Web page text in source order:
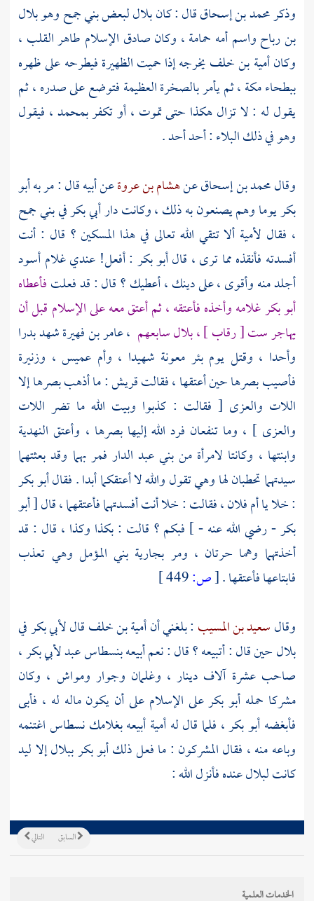
وذكرمحمد بن إسحاققال : كانبلاللبعضبني جمحوهوبلال
بن رباحواسم أمه حمامة ، وكان صادق الإسلام طاهر القلب ،
وكانأمية بن خلفيخرجه إذا حميت الظهيرة فيطرحه على ظهره
ببطحاء مكة ،ثم يأمر بالصخرة العظيمة فتوضع على صدره ، ثم
يقول له : لا تزال هكذا حتى تموت ، أو تكفربمحمد ، فيقول
وهو في ذلك البلاء : أحد أحد .
وقالمحمد بن إسحاقعنهشام بن عروةعن أبيه قال : مر بهأبو
بكريوما وهم يصنعون به ذلك ، وكانت دارأبي بكرفيبني جمح
، فقال لأمية ألا تتقي الله تعالى في هذا المسكين ؟ قال : أنت
أفسدته فأنقذه مما ترى ، قالأبو بكر : أفعل! عندي غلام أسود
أجلد منه وأقوى ، على دينك ، أعطيك ؟ قال : قد فعلتفأعطاه
أبو بكرغلامه وأخذه فأعتقه ، ثم أعتق معه على الإسلام قبل أن
يهاجر ست [ رقاب ] ،بلالسابعهم ،عامر بن فهيرةشهد بدرا
وأحدا ، وقتل يومبئر معونة شهيدا ، وأم عميس ، وزنيرة
فأصيب بصرها حين أعتقها ، فقالتقريش: ما أذهب بصرها إلا
اللات والعزى [ فقالت : كذبوا وبيت الله ما تضر اللات
والعزى ] ، وما تنفعان فرد الله إليها بصرها ، وأعتق النهدية
وابنتها ، وكانتا لامرأة منبني عبد الدار فمر بهما وقد بعثتهما
سيدتهما تحطبان لها وهي تقول والله لا أعتقكما أبدا . فقالأبو بكر
: خلا يا أم فلان ، فقالت : خلا أنت أفسدتهما فأعتقهما ، قال [أبو
بكر- رضي الله عنه - ] فبكم ؟ قالت : بكذا وكذا ، قال : قد
أخذتهما وهما حرتان ، ومر بجارية بني المؤمل وهي تعذب
فابتاعها فأعتقها .[ص:
وقالسعيد بن المسيب : بلغني أنأمية بن خلفقاللأبي بكرفي
بلالحين قال : أتبيعه ؟ قال : نعم أبيعه بنسطاس عبدلأبي بكر،
صاحب عشرة آلاف دينار ، وغلمان وجوار ومواش ، وكان
مشركا حمله أبو بكرعلى الإسلام على أن يكون ماله له ، فأبى
فأبغضهأبو بكر، فلما قال لهأميةأبيعه بغلامك نسطاس اغتنمه
وباعه منه ، فقال المشركون : ما فعل ذلكأبو بكرببلالإلا ليد
كانتلبلالعنده فأنزل الله :
التالي السابق
الخدمات العلمية